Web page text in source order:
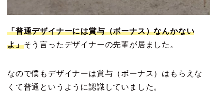
「普通デザイナーには賞与（ボーナス）なんかない
よ」そう言ったデザイナーの先輩が居ました。
なので僕もデザイナーは賞与（ボーナス）はもらえな
くて普通というように認識していました。